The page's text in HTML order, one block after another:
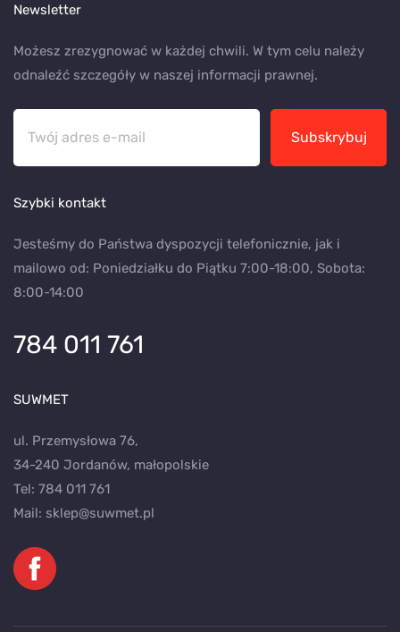
Newsletter
Możesz zrezygnować w każdej chwili. W tym celu należy
odnaleźć szczegóły w naszej informacji prawnej.
Subskrybuj
Szybki kontakt
Jesteśmy do Państwa dyspozycji telefonicznie, jak i
mailowo od: Poniedziałku do Piątku 7:00-18:00, Sobota:
8:00-14:00
784 011 761
SUWMET
ul. Przemysłowa 76,
34-240 Jordanów, małopolskie
Tel: 784 011 761
Mail: sklep@suwmet.pl